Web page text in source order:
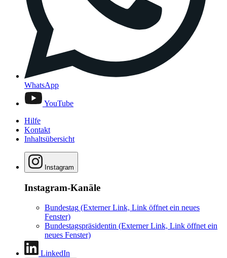
WhatsApp
YouTube
Hilfe
Kontakt
Inhaltsübersicht
Instagram
Instagram-Kanäle
Bundestag (Externer Link, Link öffnet ein neues
Fenster)
Bundestagspräsidentin (Externer Link, Link öffnet ein
neues Fenster)
LinkedIn